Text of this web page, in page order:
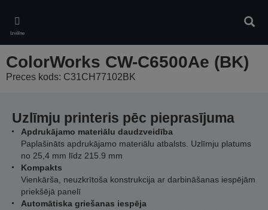
main
content
Izvēlne
ColorWorks CW-C6500Ae (BK)
Preces kods: C31CH77102BK
Uzlīmju printeris pēc pieprasījuma
Apdrukājamo materiālu daudzveidība
Paplašināts apdrukājamo materiālu atbalsts. Uzlīmju platums
no 25,4 mm līdz 215.9 mm
Kompakts
Vienkārša, neuzkrītoša konstrukcija ar darbināšanas iespējām
priekšējā panelī
Automātiska griešanas iespēja